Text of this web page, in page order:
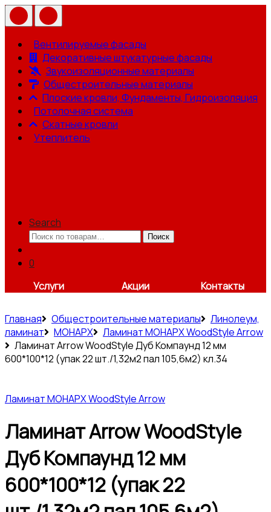
Вентилируемые фасады
Декоративные штукатурные фасады
Звукоизоляционные материалы
Общестроительные материалы
Плоские кровли, Фундаменты, Гидроизоляция
Потолочная система
Скатные кровли
Утеплитель
Search
Искать:
Поиск
0
Услуги
Акции Контакты
Главная Общестроительные материалы
Линолеум,
ламинат
МОНАРХ
Ламинат МОНАРХ WoodStyle Arrow
Ламинат Arrow WoodStyle Дуб Компаунд 12 мм
600*100*12 (упак 22 шт./1,32м2 пал 105,6м2) кл.34
Ламинат МОНАРХ WoodStyle Arrow
Ламинат Arrow WoodStyle
Дуб Компаунд 12 мм
600*100*12 (упак 22